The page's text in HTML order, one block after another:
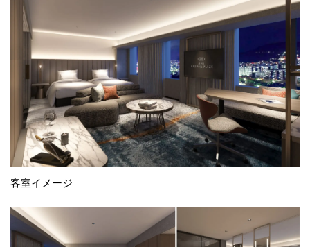
客室イメージ